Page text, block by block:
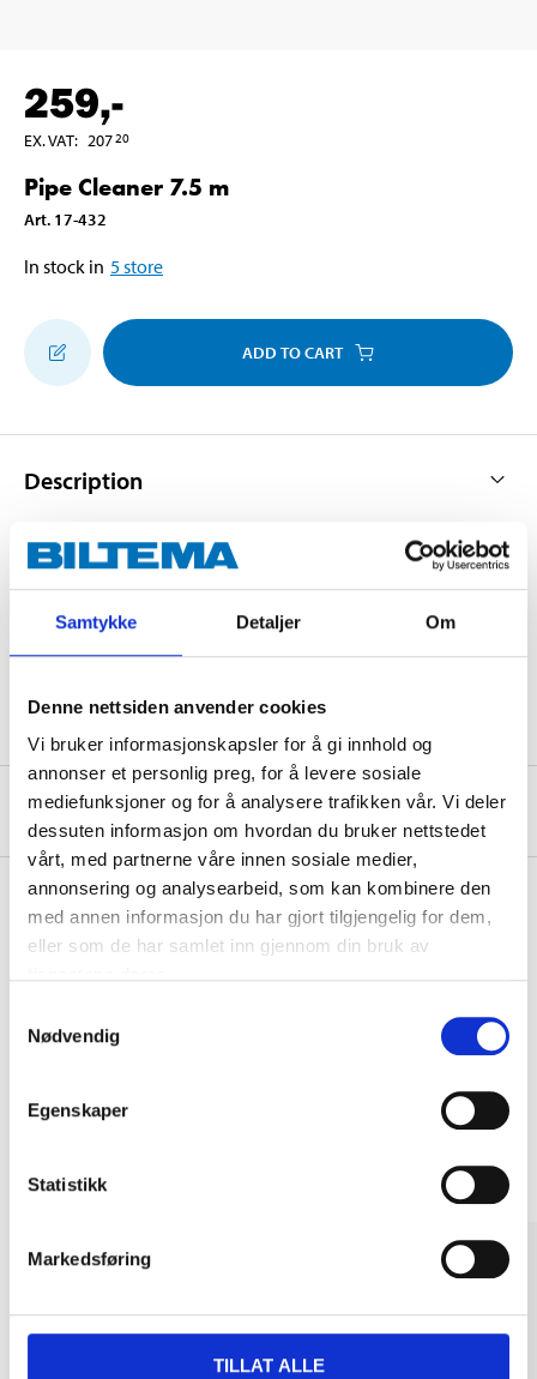
Samtykke Detaljer Om
Denne nettsiden anvender cookies
Vi bruker informasjonskapsler for å gi innhold og
annonser et personlig preg, for å levere sosiale
mediefunksjoner og for å analysere trafikken vår. Vi deler
dessuten informasjon om hvordan du bruker nettstedet
vårt, med partnerne våre innen sosiale medier,
annonsering og analysearbeid, som kan kombinere den
med annen informasjon du har gjort tilgjengelig for dem,
eller som de har samlet inn gjennom din bruk av
Nødvendig
Egenskaper
Statistikk
Markedsføring
TILLAT ALLE
259,-
EX. VAT: 20720
Pipe Cleaner 7.5 m
Art. 17-432
In stock in 5store
ADD TO CART
Description
With Type B quick-connector. Max. 150 bar. Fits17-188
and17-234.
About the manufacturer
Pay & Collect
Other customers also bought